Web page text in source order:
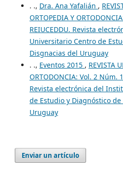
. ., Dra. Ana Yafalián ,
ORTOPEDIA Y
REIUCEDDU. Revista
Universitario Centro de
Disgnacias del Uruguay
. ., Eventos 2015 , REVISTA
ORTODONCIA: Vol. 2 Núm.
Revista electrónica del
de Estudio y Diagnóstico
Uruguay
Enviar un artículo